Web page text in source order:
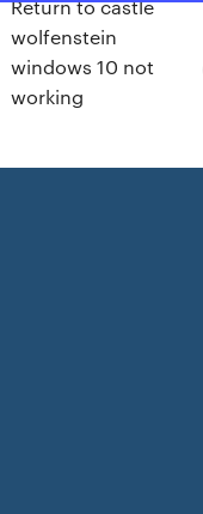
Return to castle
wolfenstein
windows 10 not
working